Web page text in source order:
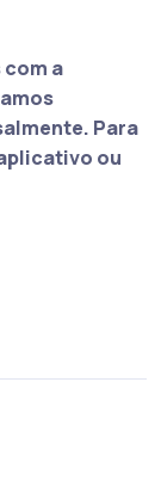
a
Para
ou